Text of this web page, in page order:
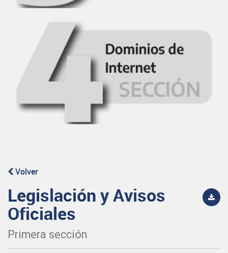
Volver
Legislación y Avisos
Oficiales
Primera sección